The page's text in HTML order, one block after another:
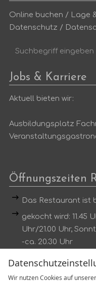
Wir nutzen Cookies auf
Online buchen / Lage
Datenschutz /
Suchbegriff
Jobs & Karriere
Aktuell bieten wir:
Ausbildungsplatz
Öffnungszeiten
Das Restaurant ist
gekocht wird: 11.45
Uhr/21.00 Uhr,
-ca. 20.30 Uhr
Dienstag kein
Tischreservierung